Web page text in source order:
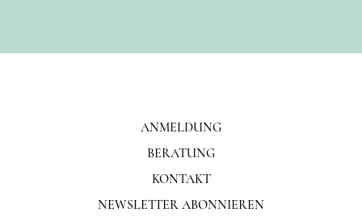
ANMELDUNG
BERATUNG
KONTAKT
NEWSLETTER ABONNIEREN